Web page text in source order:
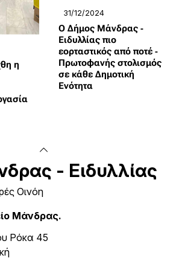
η
31/12/2024
Ο Δήμος Μάνδρας -
Ειδυλλίας πιο
εορταστικός από ποτέ -
Πρωτοφανής στολισμός
σε κάθε Δημοτική
Ενότητα
- Ειδυλλίας
Οινόη
Μάνδρας.
Ρόκα 45